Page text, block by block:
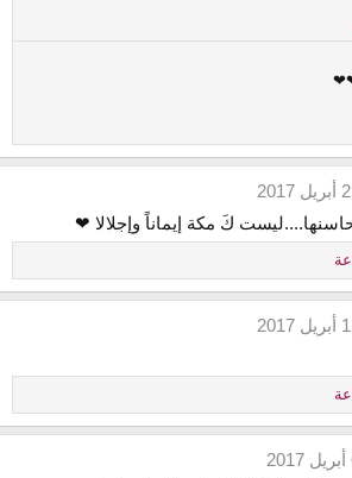
2017
كَ مكة إيماناً وإجلالا ❤
2017